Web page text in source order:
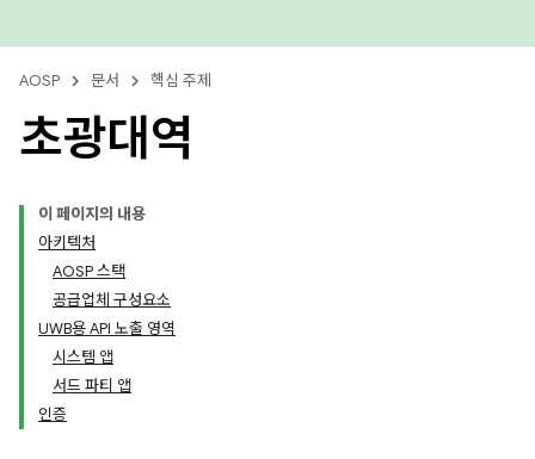
AOSP 문서 핵심 주제
초광대역
이 페이지의 내용
아키텍처
AOSP 스택
공급업체 구성요소
UWB용 API 노출 영역
시스템 앱
서드 파티 앱
인증